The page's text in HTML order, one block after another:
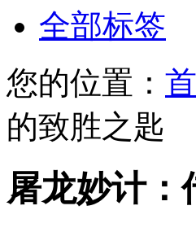
全部标签
您的位置：
的致胜之匙
屠龙妙计：